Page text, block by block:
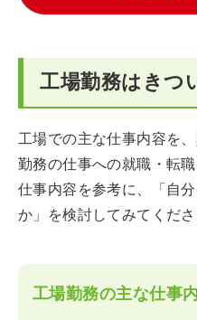
工場勤務はきつ
工場での主な仕事内容を
勤務の仕事への就職・転
仕事内容を参考に、「自
か」を検討してみてくださ
工場勤務の主な仕事